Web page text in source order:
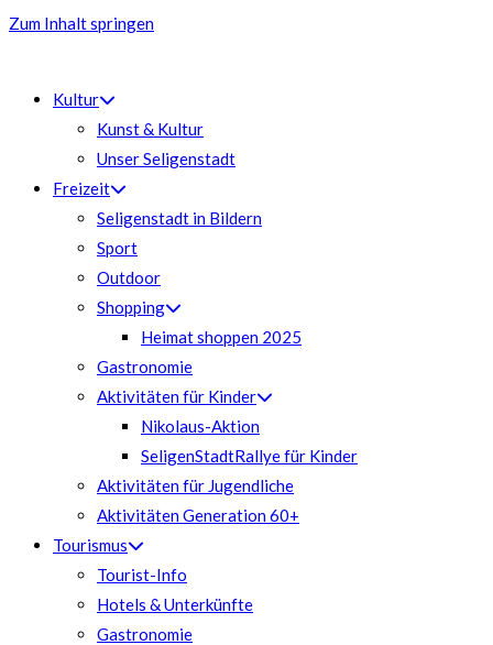
Zum Inhalt springen
Kultur
Kunst & Kultur
Unser Seligenstadt
Freizeit
Seligenstadt in Bildern
Sport
Outdoor
Shopping
Heimat shoppen 2025
Gastronomie
Aktivitäten für Kinder
Nikolaus-Aktion
SeligenStadtRallye für Kinder
Aktivitäten für Jugendliche
Aktivitäten Generation 60+
Tourismus
Tourist-Info
Hotels & Unterkünfte
Gastronomie